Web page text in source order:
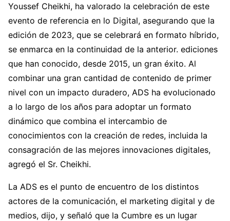
Youssef Cheikhi, ha valorado la celebración de este
evento de referencia en lo Digital, asegurando que la
edición de 2023, que se celebrará en formato híbrido,
se enmarca en la continuidad de la anterior. ediciones
que han conocido, desde 2015, un gran éxito. Al
combinar una gran cantidad de contenido de primer
nivel con un impacto duradero, ADS ha evolucionado
a lo largo de los años para adoptar un formato
dinámico que combina el intercambio de
conocimientos con la creación de redes, incluida la
consagración de las mejores innovaciones digitales,
agregó el Sr. Cheikhi.
La ADS es el punto de encuentro de los distintos
actores de la comunicación, el marketing digital y de
medios, dijo, y señaló que la Cumbre es un lugar